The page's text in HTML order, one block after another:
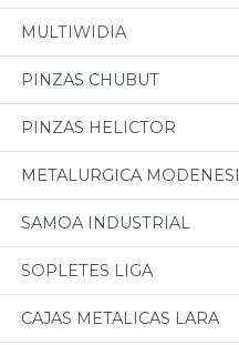
MULTIWIDIA
PINZAS CHUBUT
PINZAS HELICTOR
METALURGICA MODENESI
SAMOA INDUSTRIAL
SOPLETES LIGA
CAJAS METALICAS LARA